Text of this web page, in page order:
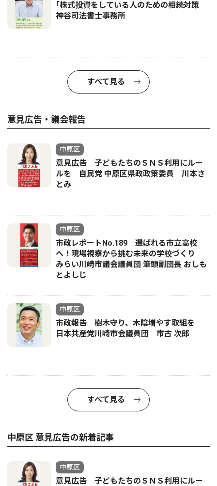
｢株式投資をしている人のための相続対策
神谷司法書士事務所
すべて見る
意見広告・議会報告
中原区
意見広告 子どもたちのＳＮＳ利用にルー
ルを 自民党 中原区県政政策委員 川本さ
とみ
中原区
市政レポートNo.189 選ばれる市立高校
へ！現場視察から挑む未来の学校づくり
みらい川崎市議会議員団 筆頭副団長 おしも
とよしじ
中原区
市政報告 樹木守り、木陰増やす取組を
日本共産党川崎市会議員団 市古 次郎
すべて見る
中原区 意見広告の新着記事
中原区
意見広告 子どもたちのＳＮＳ利用にルー